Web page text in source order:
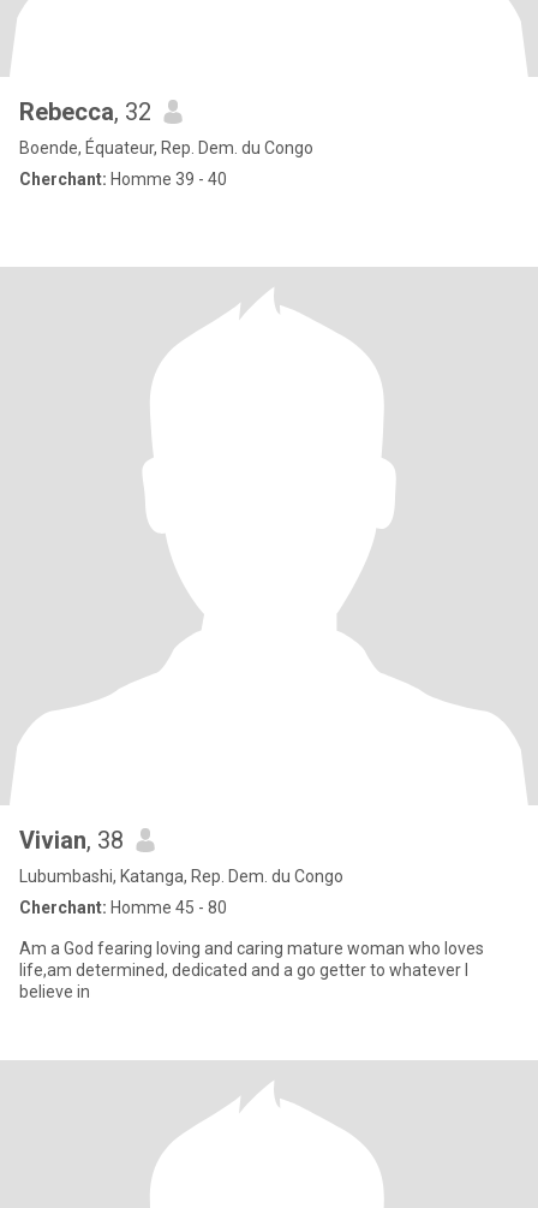
Rebecca, 32
Boende, Équateur, Rep. Dem. du Congo
Cherchant: Homme 39 - 40
Vivian, 38
Lubumbashi, Katanga, Rep. Dem. du Congo
Cherchant: Homme 45 - 80
Am a God fearing loving and caring mature woman who loves
life,am determined, dedicated and a go getter to whatever I
believe in